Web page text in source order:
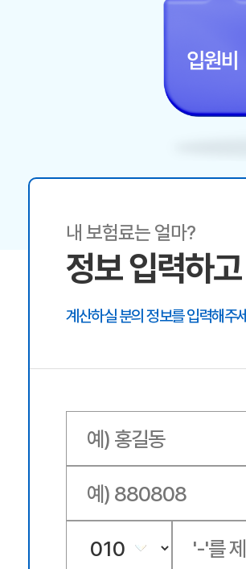
내 보험료는 얼마?
정보 입력하
계산하실 분의 정보를 입력해주